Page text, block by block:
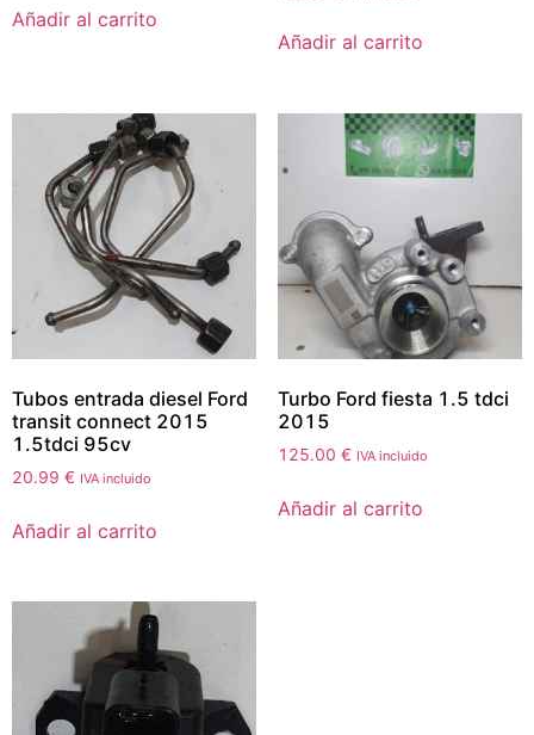
Añadir al carrito
Añadir al carrito
Tubos entrada diesel Ford
transit connect 2015
1.5tdci 95cv
20.99 € IVA incluido
Añadir al carrito
Turbo Ford fiesta 1.5 tdci
2015
125.00 € IVA incluido
Añadir al carrito